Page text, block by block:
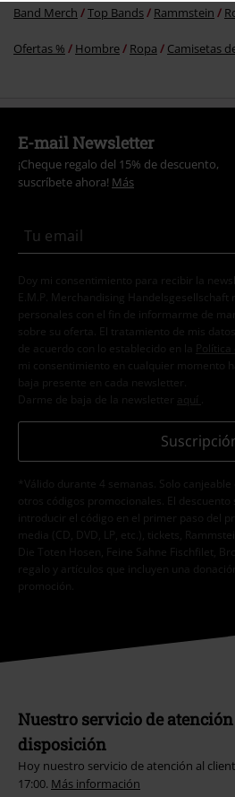
Band Merch Top Bands Rammstein
Ofertas % Hombre Ropa Camisetas
E-mail Newsletter
¡Cheque regalo del 15% de descuento,
suscríbete ahora! Más
Doy mi consentimiento para recibir la
E.M.P. Merchandising Handelsgesellschaft
personales con el fin de informarme de
sobre su oferta. El tratamiento de mis
de acuerdo con lo establecido en la
mi consentimiento en cualquier momento
baja presente en cada newsletter.
Darme de baja de la newsletter
aquí
*Válido durante 4 semanas. Solo canjeable
otros códigos promocionales. El
introducir el código en el primer paso del
media (CD, DVD, LP, etc.), tickets,
Die Toten Hosen, Feine Sahne Fischfilet,
regalo y artículos que incluyen una
promoción.
Nuestro servicio de
disposición
Hoy nuestro servicio de atención al
17:00. Más información